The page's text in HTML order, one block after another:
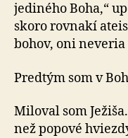
jediného Boha,“
skoro rovnakí
bohov, oni neveria
Predtým som v
Miloval som
než popové